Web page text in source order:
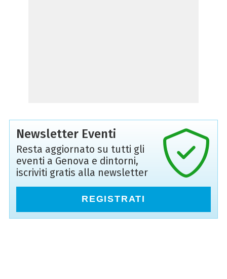
Newsletter Eventi
Resta aggiornato su tutti gli
eventi a Genova e dintorni,
iscriviti gratis alla newsletter
REGISTRATI